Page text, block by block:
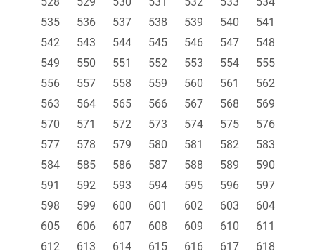
535
536 537 538 539 540
541
542
543 544 545 546 547
548
549
550 551 552 553 554
555
556
557 558 559 560 561
562
563
564 565 566 567 568
569
570
571 572 573 574 575
576
577
578 579 580 581 582
583
584
585 586 587 588 589
590
591
592 593 594 595 596
597
598
599 600 601 602 603
604
605
606 607 608 609 610
611
612
613 614 615 616 617
618